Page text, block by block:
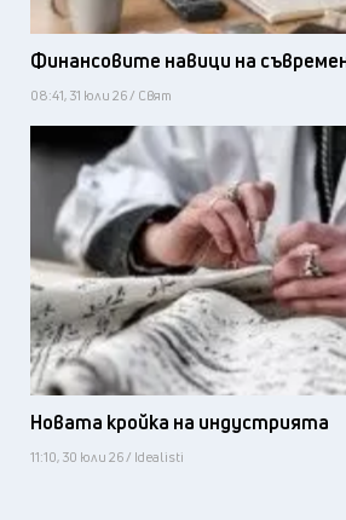
Финансовите навици на
08:41, 31 юли 26 / Свят
Новата кройка на индустрията
11:10, 30 юли 26 / Idealisti